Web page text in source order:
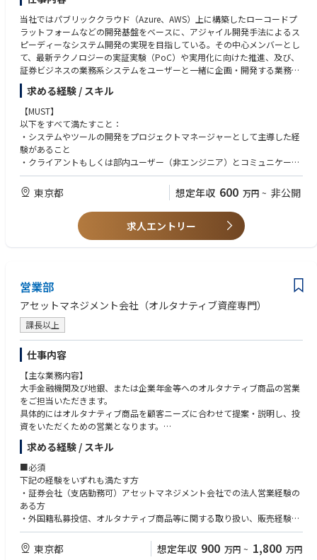
当社ではパブリッククラウド（Azure、AWS）上に構築したローコードプ
ラットフォームなどの開発基盤をベースに、アジャイル開発手法によるス
ピーディーなシステム開発の実現を目指している。その中心メンバーとし
て、最新テクノロジーの実証実験（PoC）や実用化に向けた推進、及び、
証券ビジネスの業務系システムをユーザーと一緒に企画・開発する業務を
担当する方を募集
求める経験 / スキル
【MUST】
以下をすべて満たすこと：
・システムやツールの開発をプロジェクトマネージャーとして主導した経
験があること
・クライアントもしくは部内ユーザー（非エンジニア）とコミュニケーシ
ョンを取り、要件を整理・具体化した経験
・コンサル、金融系ベンダー、金融機関いずれかでの業務経験
以下いずれかを満たすと尚良い：
・生成AIを用いたシステムやツールの開発に関与した実務経験がある方、
東京都 想定年収 600 万円 ~ 非公開
求人エントリー
営業部
アセットマネジメント会社（オルタナティブ資産専門）
課長以上
仕事内容
【主な業務内容】
大手金融機関及び地銀、または企業年金等へのオルタナティブ商品の営業
をご担当いただきます。
具体的にはオルタナティブ商品を顧客ニーズに合わせて提案・説明し、投
資をいただくための営業となります。
入社後は既存の顧客を担当いただきますが、ゆくゆくは既存・新規も両方
をご担当いただきます。
求める経験 / スキル
■必須
下記の経験をいずれも満たす方
・証券会社（支店勤務可）アセットマネジメント会社での法人営業経験の
ある方
・外国籍私募投信、オルタナティブ商品等に関する取り扱い、販売経験の
ある方
・要英語力
東京都 想定年収 900 万円 ~ 1,800 万円